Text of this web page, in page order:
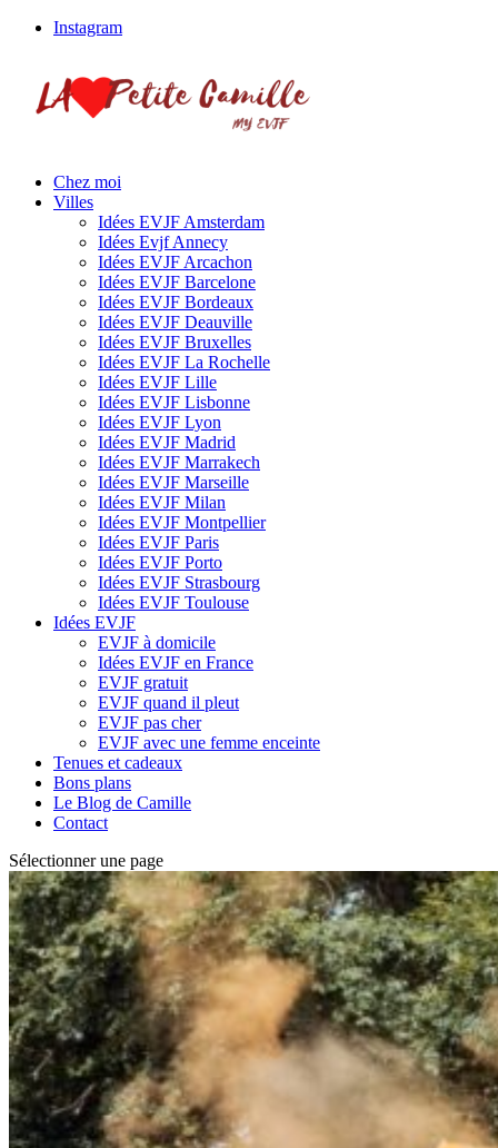
Instagram
Chez moi
Villes
Idées EVJF Amsterdam
Idées Evjf Annecy
Idées EVJF Arcachon
Idées EVJF Barcelone
Idées EVJF Bordeaux
Idées EVJF Deauville
Idées EVJF Bruxelles
Idées EVJF La Rochelle
Idées EVJF Lille
Idées EVJF Lisbonne
Idées EVJF Lyon
Idées EVJF Madrid
Idées EVJF Marrakech
Idées EVJF Marseille
Idées EVJF Milan
Idées EVJF Montpellier
Idées EVJF Paris
Idées EVJF Porto
Idées EVJF Strasbourg
Idées EVJF Toulouse
Idées EVJF
EVJF à domicile
Idées EVJF en France
EVJF gratuit
EVJF quand il pleut
EVJF pas cher
EVJF avec une femme enceinte
Tenues et cadeaux
Bons plans
Le Blog de Camille
Contact
Sélectionner une page